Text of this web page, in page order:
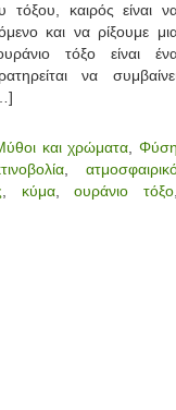
καιρός είναι
και να ρίξουμε
τόξο είναι
να
και χρώματα ,
,
κύμα,ουράνιο τόξο